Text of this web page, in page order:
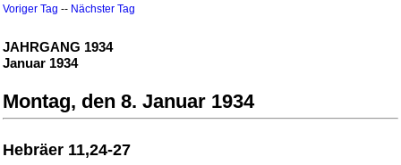
Voriger Tag -- Nächster Tag
JAHRGANG 1934
Januar 1934
Montag, den 8. Januar 1934
Hebräer 11,24-27